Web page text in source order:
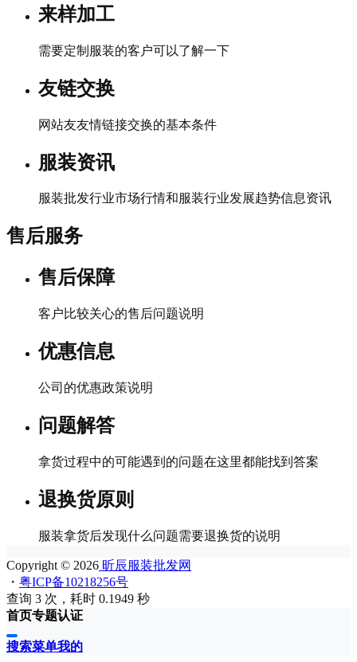
来样加工
需要定制服装的客户可以了解一下
友链交换
网站友友情链接交换的基本条件
服装资讯
服装批发行业市场行情和服装行业发展趋势信息资讯
售后服务
售后保障
客户比较关心的售后问题说明
优惠信息
公司的优惠政策说明
问题解答
拿货过程中的可能遇到的问题在这里都能找到答案
退换货原则
服装拿货后发现什么问题需要退换货的说明
Copyright © 2026 昕辰服装批发网
・ 粤ICP备10218256号
查询 3 次，耗时 0.1949 秒
首页专题认证
搜索菜单我的